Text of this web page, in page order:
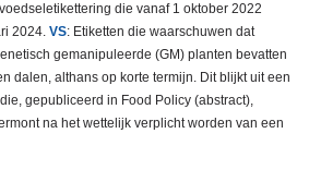
die vanaf 1 oktober 2022
2024. VS: Etiketten die waarschuwen dat
gemanipuleerde (GM) planten bevatten
dalen, althans op korte termijn. Dit blijkt uit een
gepubliceerd in Food Policy (abstract),
na het wettelijk verplicht worden van een